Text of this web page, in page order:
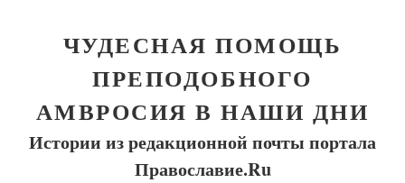
ЧУДЕСНАЯ ПОМОЩЬ
ПРЕПОДОБНОГО
АМВРОСИЯ В НАШИ ДНИ
Истории из редакционной почты портала
Православие.Ru